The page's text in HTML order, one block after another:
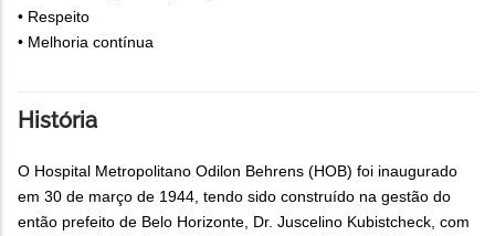
• Respeito
• Melhoria contínua
História
O Hospital Metropolitano Odilon Behrens (HOB) foi inaugurado
em 30 de março de 1944, tendo sido construído na gestão do
então prefeito de Belo Horizonte, Dr. Juscelino Kubistcheck, com